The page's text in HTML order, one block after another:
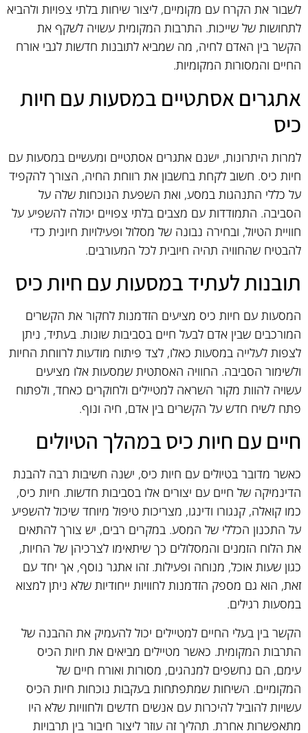
לשבור את הקרח עם מקומיים, ליצור שיחות בלתי צפויות ולהביא
לתחושות של שייכות. התרבות המקומית עשויה לשקף את
הקשר בין האדם לחיה, מה שמביא לתובנות חדשות לגבי אורח
החיים והמסורות המקומיות.
אתגרים אסתטיים במסעות עם חיות
כיס
למרות היתרונות, ישנם אתגרים אסתטיים ומעשיים במסעות עם
חיות כיס. חשוב לקחת בחשבון את רווחת החיה, הצורך להקפיד
על כללי התנהגות במסע, ואת השפעת הנוכחות שלה על
הסביבה. התמודדות עם מצבים בלתי צפויים יכולה להשפיע על
חוויית הטיול, ובחירה נבונה של מסלול ופעילויות חיונית כדי
להבטיח שהחוויה תהיה חיובית לכל המעורבים.
תובנות לעתיד במסעות עם חיות כיס
המסעות עם חיות כיס מציעים הזדמנות לחקור את הקשרים
המורכבים שבין אדם לבעל חיים בסביבות שונות. בעתיד, ניתן
לצפות לעלייה במסעות כאלו, לצד פיתוח מודעות לרווחת החיות
ולשימור הסביבה. החוויה האסתטית שמסעות אלו מציעים
עשויה להוות מקור השראה למטיילים ולחוקרים כאחד, ולפתוח
פתח לשיח חדש על הקשרים בין אדם, חיה ונוף.
חיים עם חיות כיס במהלך הטיולים
כאשר מדובר בטיולים עם חיות כיס, ישנה חשיבות רבה להבנת
הדינמיקה של חיים עם יצורים אלו בסביבות חדשות. חיות כיס,
כמו קואלה, קנגורו ודינגו, מצריכות טיפול מיוחד שיכול להשפיע
על התכנון הכללי של המסע. במקרים רבים, יש צורך להתאים
את הלוח הזמנים והמסלולים כך שיתאימו לצרכיהן של החיות,
כגון שעות אוכל, מנוחה ופעילות. זהו אתגר נוסף, אך יחד עם
זאת, הוא גם מספק הזדמנות לחוויות ייחודיות שלא ניתן למצוא
במסעות רגילים.
הקשר בין בעלי החיים למטיילים יכול להעמיק את ההבנה של
התרבות המקומית. כאשר מטיילים מביאים את חיות הכיס
עימם, הם נחשפים למנהגים, מסורות ואורח חיים של
המקומיים. השיחות שמתפתחות בעקבות נוכחות חיות הכיס
עשויות להוביל להיכרות עם אנשים חדשים ולחוויות שלא היו
מתאפשרות אחרת. תהליך זה עוזר ליצור חיבור בין תרבויות